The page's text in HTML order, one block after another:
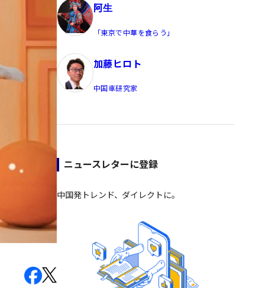
阿生
「東京で中華を食らう」
加藤ヒロト
中国車研究家
ニュースレターに登録
中国発トレンド、ダイレクトに。